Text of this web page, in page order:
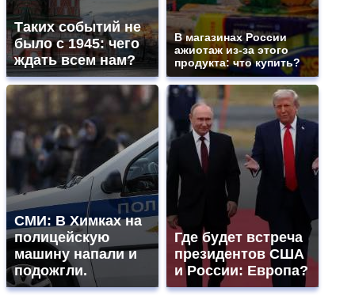
Таких событий не
было с 1945: чего
ждать всем нам?
В магазинах России
ажиотаж из-за этого
продукта: что купить?
СМИ: В Химках на
полицейскую
машину напали и
подожгли.
Где будет встреча
президентов США
и России: Европа?